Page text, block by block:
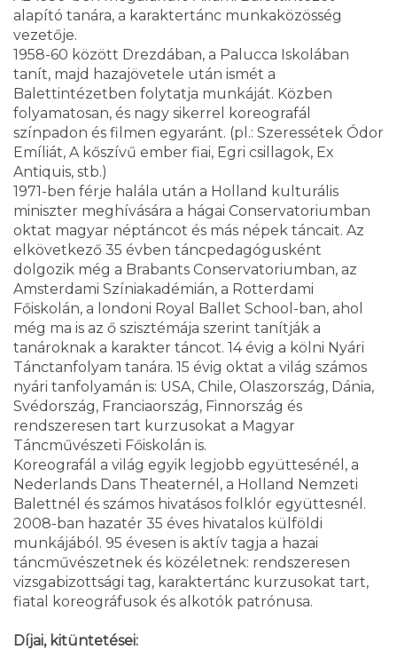
alapító tanára, a karaktertánc munkaközösség
vezetője.
1958-60 között Drezdában, a Palucca Iskolában
tanít, majd hazajövetele után ismét a
Balettintézetben folytatja munkáját. Közben
folyamatosan, és nagy sikerrel koreografál
színpadon és filmen egyaránt. (pl.: Szeressétek Ódor
Emíliát, A kőszívű ember fiai, Egri csillagok, Ex
Antiquis, stb.)
1971-ben férje halála után a Holland kulturális
miniszter meghívására a hágai Conservatoriumban
oktat magyar néptáncot és más népek táncait. Az
elkövetkező 35 évben táncpedagógusként
dolgozik még a Brabants Conservatoriumban, az
Amsterdami Színiakadémián, a Rotterdami
Főiskolán, a londoni Royal Ballet School-ban, ahol
még ma is az ő szisztémája szerint tanítják a
tanároknak a karakter táncot. 14 évig a kölni Nyári
Tánctanfolyam tanára. 15 évig oktat a világ számos
nyári tanfolyamán is: USA, Chile, Olaszország, Dánia,
Svédország, Franciaország, Finnország és
rendszeresen tart kurzusokat a Magyar
Táncművészeti Főiskolán is.
Koreografál a világ egyik legjobb együttesénél, a
Nederlands Dans Theaternél, a Holland Nemzeti
Balettnél és számos hivatásos folklór együttesnél.
2008-ban hazatér 35 éves hivatalos külföldi
munkájából. 95 évesen is aktív tagja a hazai
táncművészetnek és közéletnek: rendszeresen
vizsgabizottsági tag, karaktertánc kurzusokat tart,
fiatal koreográfusok és alkotók patrónusa.
Díjai, kitüntetései: